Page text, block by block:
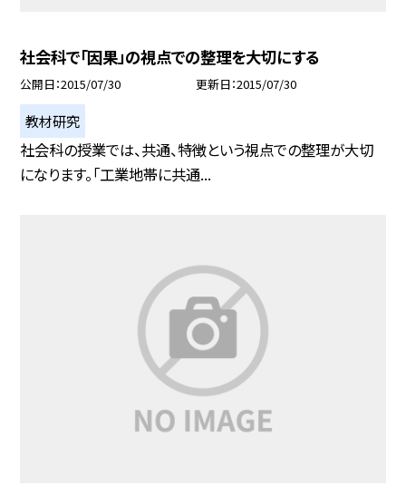
社会科で「因果」の視点での整理を大切にする
公開日 2015/07/30 更新日 2015/07/30
教材研究
社会科の授業では、共通、特徴という視点での整理が大切
になります。「工業地帯に共通...